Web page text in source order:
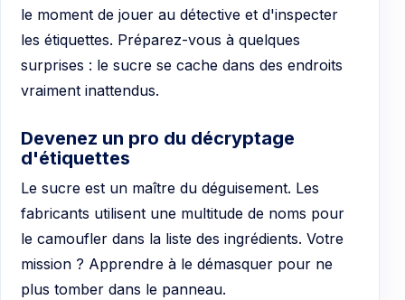
le moment de jouer au détective et d'inspecter
les étiquettes. Préparez-vous à quelques
surprises : le sucre se cache dans des endroits
vraiment inattendus.
Devenez un pro du décryptage
d'étiquettes
Le sucre est un maître du déguisement. Les
fabricants utilisent une multitude de noms pour
le camoufler dans la liste des ingrédients. Votre
mission ? Apprendre à le démasquer pour ne
plus tomber dans le panneau.